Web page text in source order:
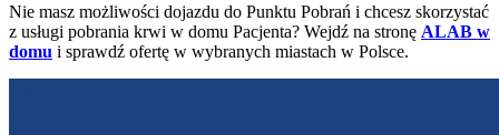
Nie masz możliwości dojazdu do Punktu Pobrań i chcesz skorzystać
z usługi pobrania krwi w domu Pacjenta? Wejdź na stronę ALAB w
domu i sprawdź ofertę w wybranych miastach w Polsce.